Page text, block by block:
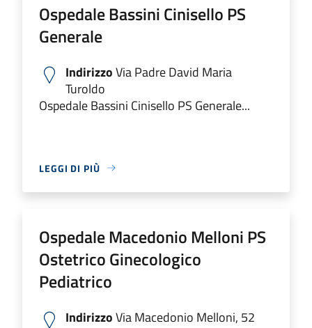
Ospedale Bassini Cinisello PS
Generale
IndirizzoVia Padre David Maria
Turoldo
Ospedale Bassini Cinisello PS Generale...
LEGGI DI PIÙ
Ospedale Macedonio Melloni PS
Ostetrico Ginecologico
Pediatrico
IndirizzoVia Macedonio Melloni, 52